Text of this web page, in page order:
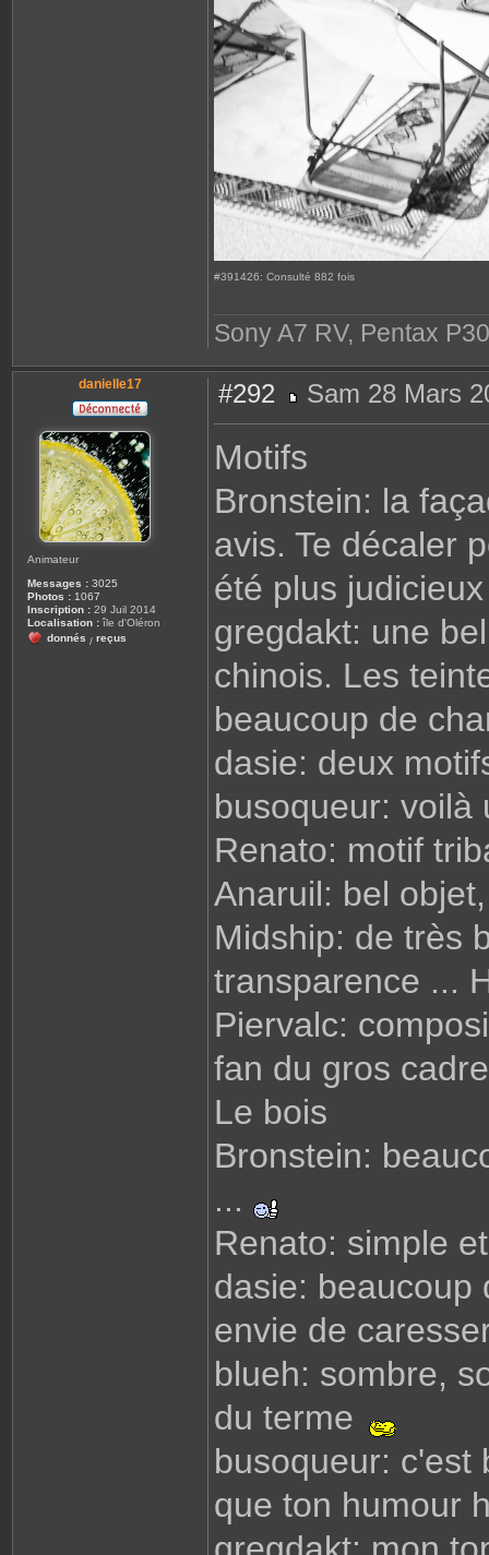
#391426: Consulté 882 fois
Sony A7 RV, Pentax
danielle17
Animateur
Messages : 3025
Photos : 1067
Inscription : 29 Juil 2014
Localisation : île d'Oléron
donnés / reçus
#292
e
a
Sam 28 Mars
Motifs
Bronstein: la
avis. Te décaler
été plus
gregdakt: une
chinois. Les
beaucoup de
dasie: deux
busoqueur:
Renato: motif
Anaruil: bel
Midship: de très
transparence ...
Piervalc:
fan du gros
Le bois
Bronstein:
...
Renato: simple
dasie: beaucoup
envie de
blueh: sombre,
du terme
busoqueur: c'est
que ton humour